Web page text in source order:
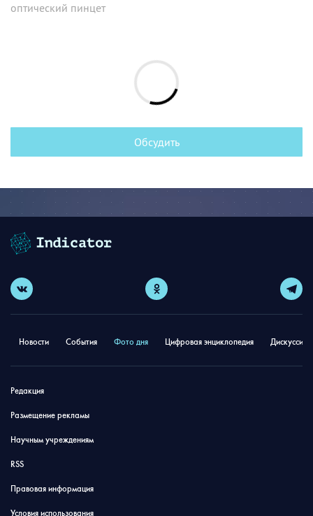
оптический пинцет
Обсудить
Новости События Фото дня Цифровая энциклопедия
Редакция
Размещение рекламы
Научным учреждениям
RSS
Правовая информация
Условия использования